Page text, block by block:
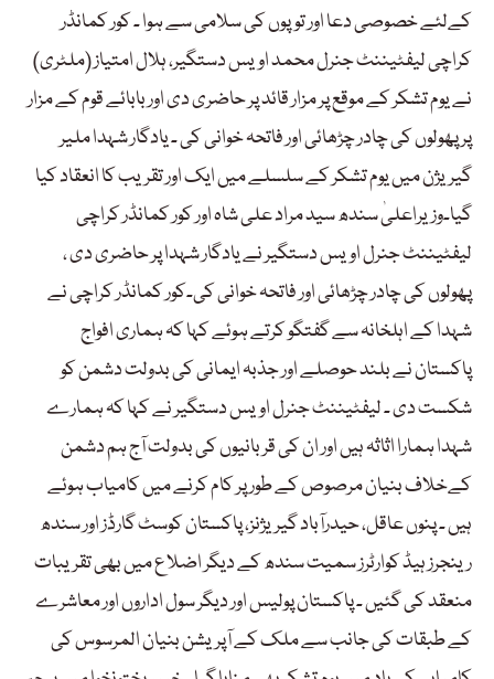
کےلئے خصوصی دعا اور توپوں کی سلامی سے ہوا ۔ کور کمانڈر
کراچی لیفٹیننٹ جنرل محمد اویس دستگیر، ہلال امتیاز (ملٹری)
نے یوم تشکر کے موقع پر مزار قائد پر حاضری دی اور بابائے قوم کے مزار
پر پھولوں کی چادر چڑھائی اور فاتحہ خوانی کی ۔ یادگار شہدا ملیر
گیریژن میں یوم تشکر کے سلسلے میں ایک اور تقریب کا انعقاد کیا
گیا۔وزیراعلیٰ سندھ سید مراد علی شاہ اور کور کمانڈر کراچی
لیفٹیننٹ جنرل اویس دستگیر نے یادگار شہدا پر حاضری دی ،
پھولوں کی چادر چڑھائی اور فاتحہ خوانی کی۔کور کمانڈر کراچی نے
شہدا کے اہلخانہ سے گفتگو کرتے ہوئے کہا کہ ہماری افواج
پاکستان نے بلند حوصلے اور جذبہ ایمانی کی بدولت دشمن کو
شکست دی ۔ لیفٹیننٹ جنرل اویس دستگیر نے کہا کہ ہمارے
شہدا ہمارا اثاثہ ہیں اور ان کی قربانیوں کی بدولت آج ہم دشمن
کےخلاف بنیان مرصوص کے طور پر کام کرنے میں کامیاب ہوئے
ہیں ۔ پنوں عاقل، حیدرآباد گیریژنز، پاکستان کوسٹ گارڈز اور سندھ
رینجرز ہیڈ کوارٹرز سمیت سندھ کے دیگر اضلاع میں بھی تقریبات
منعقد کی گئیں ۔ پاکستان پولیس اور دیگر سول اداروں اور معاشرے
کے طبقات کی جانب سے ملک کے آپریشن بنیان المرسوس کی